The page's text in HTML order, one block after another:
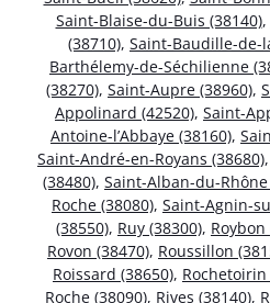
Saint-Blaise-du-Buis (38140),
(38710), Saint-Baudille-de-
Barthélemy-de-Séchilienne
(38270), Saint-Aupre (38960),
Appolinard (42520), Saint-
Antoine-l’Abbaye (38160),
Saint-André-en-Royans (38680),
(38480), Saint-Alban-du-Rhône
Roche (38080), Saint-Agnin-
(38550), Ruy (38300), Roybon
Rovon (38470), Roussillon
Roissard (38650), Rochetoirin
Roche (38090), Rives (38140),